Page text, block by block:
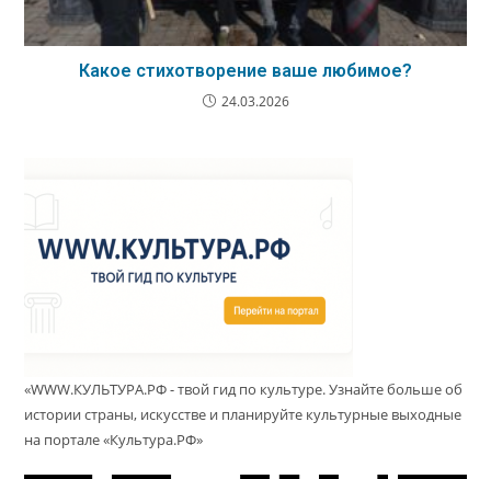
Какое стихотворение ваше любимое?
24.03.2026
«WWW.КУЛЬТУРА.РФ - твой гид по культуре. Узнайте больше об
истории страны, искусстве и планируйте культурные выходные
на портале «Культура.РФ»